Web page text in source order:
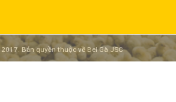
Bản quyền thuộc về Bel Gà JSC